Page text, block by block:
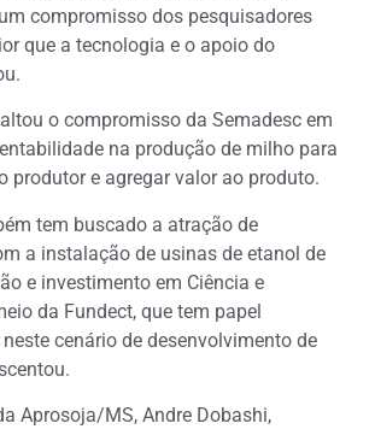
compromisso dos pesquisadores
que a tecnologia e o apoio do
o compromisso da Semadesc em
na produção de milho para
produtor e agregar valor ao produto.
tem buscado a atração de
a instalação de usinas de etanol de
e investimento em Ciência e
da Fundect, que tem papel
cenário de desenvolvimento de
Aprosoja/MS, Andre Dobashi,